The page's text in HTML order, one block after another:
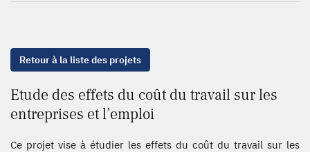
Retour à la liste des projets
Etude des effets du coût du travail sur les
entreprises et l’emploi
Ce projet vise à étudier les effets du coût du travail sur les